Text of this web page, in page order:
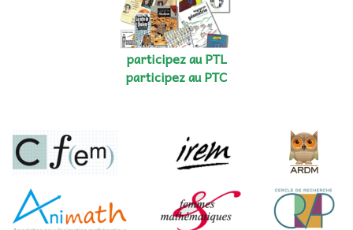
participez au PTL
participez au PTC